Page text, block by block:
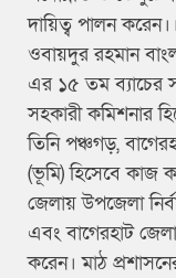
দায়িত্ব পালন করেন।।
ওবায়দুর রহমান
এর ১৫ তম ব্যাচের
সহকারী কমিশনার
তিনি পঞ্চগড়,
(ভূমি) হিসেবে কাজ
জেলায় উপজেলা
এবং বাগেরহাট
করেন। মাঠ